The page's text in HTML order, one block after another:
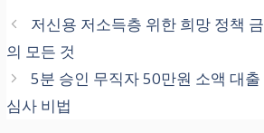
저신용 저소득층 위한 희망 정책
의 모든 것
5분 승인 무직자 50만원 소액 대
심사 비법